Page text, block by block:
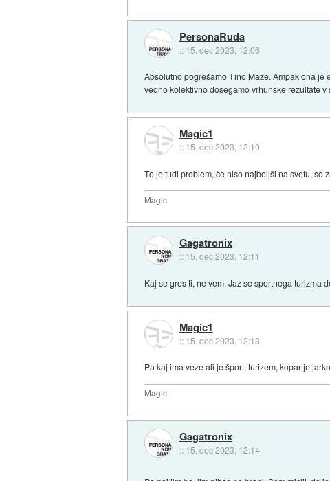
PersonaRuda
:: 15. dec 2023, 12:06
Absolutno pogrešamo Tino Maze. Ampak ona je
vedno kolektivno dosegamo vrhunske rezultate v
Magic1
:: 15. dec 2023, 12:10
To je tudi problem, če niso najboljši na svetu, so
Magic
Gagatronix
:: 15. dec 2023, 12:11
Kaj se gres ti, ne vem. Jaz se sportnega
Magic1
:: 15. dec 2023, 12:13
Pa kaj ima veze ali je šport, turizem, kopanje
Magic
Gagatronix
:: 15. dec 2023, 12:14